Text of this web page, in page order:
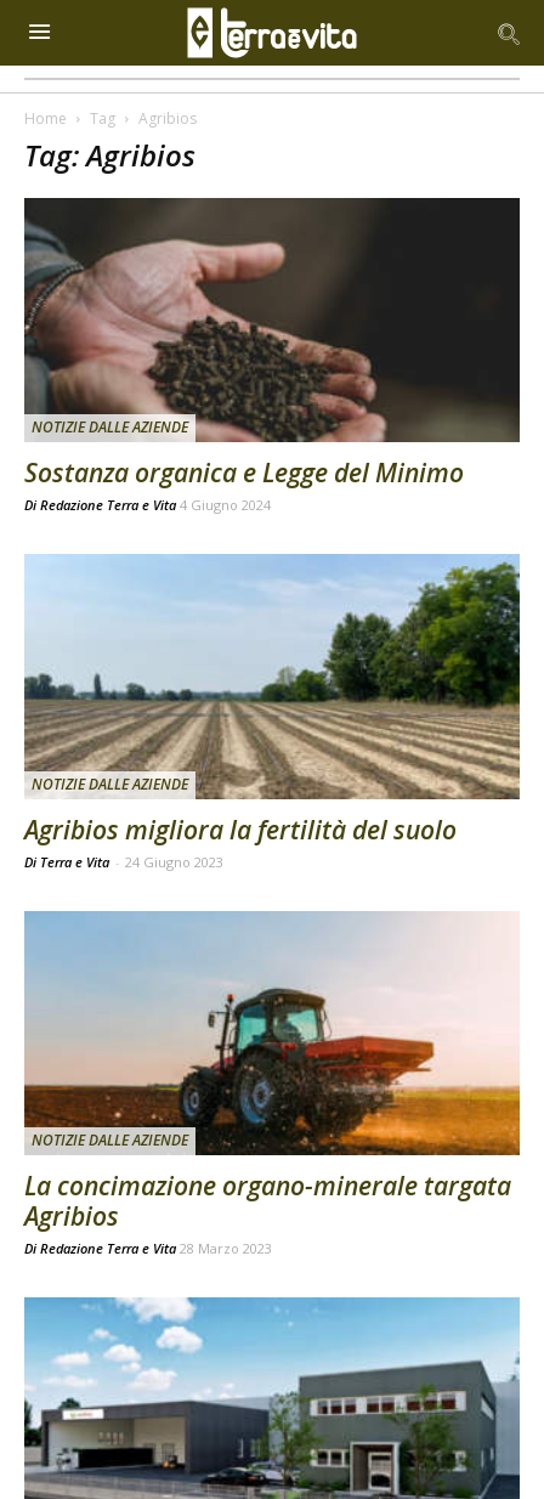
Home Tag Agribios
Tag: Agribios
NOTIZIE DALLE AZIENDE
Sostanza organica e Legge del Minimo
Di Redazione Terra e Vita 4 Giugno 2024
NOTIZIE DALLE AZIENDE
Agribios migliora la fertilità del suolo
Di Terra e Vita - 24 Giugno 2023
NOTIZIE DALLE AZIENDE
La concimazione organo-minerale targata
Agribios
Di Redazione Terra e Vita 28 Marzo 2023